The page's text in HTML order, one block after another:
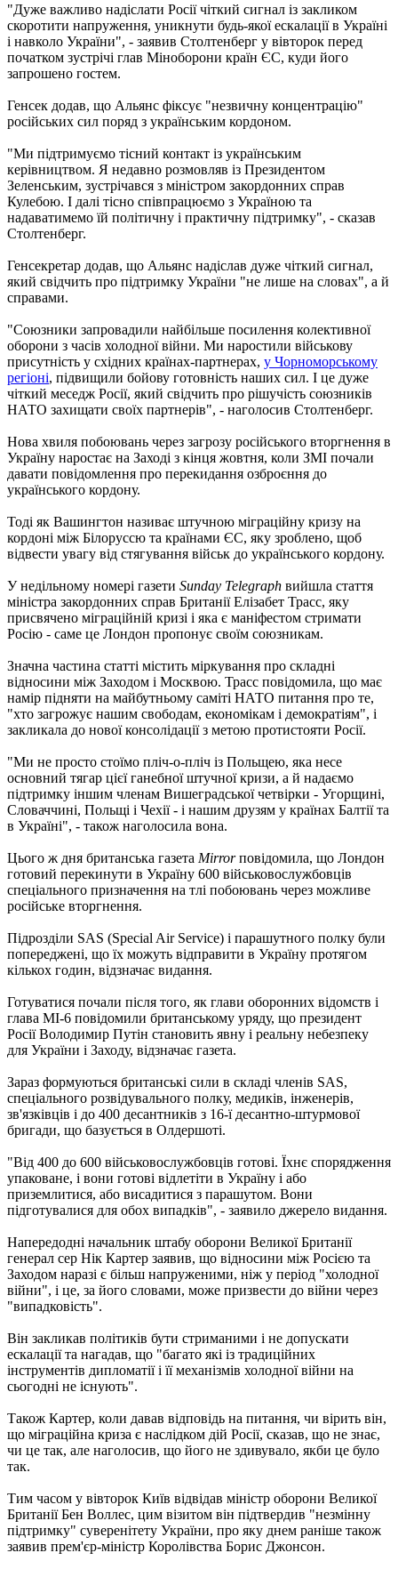
"Дуже важливо надіслати Росії чіткий сигнал із закликом
скоротити напруження, уникнути будь-якої ескалації в Україні
і навколо України", - заявив Столтенберг у вівторок перед
початком зустрічі глав Міноборони країн ЄС, куди його
запрошено гостем.
Генсек додав, що Альянс фіксує "незвичну концентрацію"
російських сил поряд з українським кордоном.
"Ми підтримуємо тісний контакт із українським
керівництвом. Я недавно розмовляв із Президентом
Зеленським, зустрічався з міністром закордонних справ
Кулебою. І далі тісно співпрацюємо з Україною та
надаватимемо їй політичну і практичну підтримку", - сказав
Столтенберг.
Генсекретар додав, що Альянс надіслав дуже чіткий сигнал,
який свідчить про підтримку України "не лише на словах", а й
справами.
"Союзники запровадили найбільше посилення колективної
оборони з часів холодної війни. Ми наростили військову
присутність у східних країнах-партнерах, у Чорноморському
регіоні, підвищили бойову готовність наших сил. І це дуже
чіткий меседж Росії, який свідчить про рішучість союзників
НАТО захищати своїх партнерів", - наголосив Столтенберг.
Нова хвиля побоювань через загрозу російського вторгнення в
Україну наростає на Заході з кінця жовтня, коли ЗМІ почали
давати повідомлення про перекидання озброєння до
українського кордону.
Тоді як Вашингтон називає штучною міграційну кризу на
кордоні між Білоруссю та країнами ЄС, яку зроблено, щоб
відвести увагу від стягування військ до українського кордону.
У недільному номері газети Sunday Telegraph вийшла стаття
міністра закордонних справ Британії Елізабет Трасс, яку
присвячено міграційній кризі і яка є маніфестом стримати
Росію - саме це Лондон пропонує своїм союзникам.
Значна частина статті містить міркування про складні
відносини між Заходом і Москвою. Трасс повідомила, що має
намір підняти на майбутньому саміті НАТО питання про те,
"хто загрожує нашим свободам, економікам і демократіям", і
закликала до нової консолідації з метою протистояти Росії.
"Ми не просто стоїмо пліч-о-пліч із Польщею, яка несе
основний тягар цієї ганебної штучної кризи, а й надаємо
підтримку іншим членам Вишеградської четвірки - Угорщині,
Словаччині, Польщі і Чехії - і нашим друзям у країнах Балтії та
в Україні", - також наголосила вона.
Цього ж дня британська газета Mirrorповідомила, що Лондон
готовий перекинути в Україну 600 військовослужбовців
спеціального призначення на тлі побоювань через можливе
російське вторгнення.
Підрозділи SAS (Special Air Service) і парашутного полку були
попереджені, що їх можуть відправити в Україну протягом
кількох годин, відзначає видання.
Готуватися почали після того, як глави оборонних відомств і
глава МІ-6 повідомили британському уряду, що президент
Росії Володимир Путін становить явну і реальну небезпеку
для України і Заходу, відзначає газета.
Зараз формуються британські сили в складі членів SAS,
спеціального розвідувального полку, медиків, інженерів,
зв'язківців і до 400 десантників з 16-ї десантно-штурмової
бригади, що базується в Олдершоті.
"Від 400 до 600 військовослужбовців готові. Їхнє спорядження
упаковане, і вони готові відлетіти в Україну і або
приземлитися, або висадитися з парашутом. Вони
підготувалися для обох випадків", - заявило джерело видання.
Напередодні начальник штабу оборони Великої Британії
генерал сер Нік Картер заявив, що відносини між Росією та
Заходом наразі є більш напруженими, ніж у період "холодної
війни", і це, за його словами, може призвести до війни через
"випадковість".
Він закликав політиків бути стриманими і не допускати
ескалації та нагадав, що "багато які із традиційних
інструментів дипломатії і її механізмів холодної війни на
сьогодні не існують".
Також Картер, коли давав відповідь на питання, чи вірить він,
що міграційна криза є наслідком дій Росії, сказав, що не знає,
чи це так, але наголосив, що його не здивувало, якби це було
так.
Тим часом у вівторок Київ відвідав міністр оборони Великої
Британії Бен Воллес, цим візитом він підтвердив "незмінну
підтримку" суверенітету України, про яку днем ​​раніше також
заявив прем'єр-міністр Королівства Борис Джонсон.